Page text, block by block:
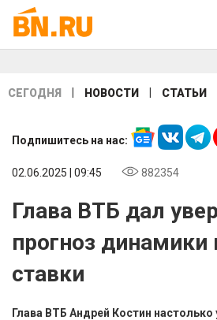
СЕГОДНЯ НОВОСТИ СТАТЬИ
Подпишитесь на нас:
02.06.2025 | 09:45 882354
Глава ВТБ дал
прогноз
ставки
Глава ВТБ Андрей Костин настолько